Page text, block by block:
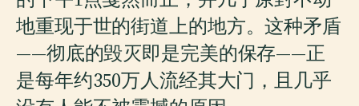
地重现于世的街道上的地方。这种矛盾
——彻底的毁灭即是完美的保存——正
是每年约350万人流经其大门，且几乎